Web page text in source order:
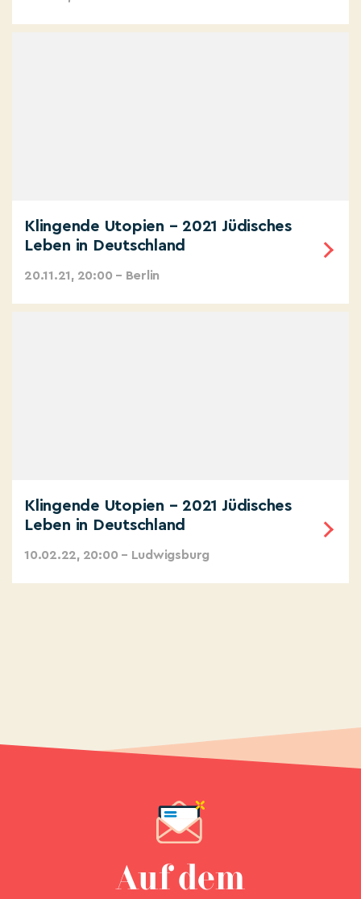
Klingende Utopien – 2021 Jüdisches
Leben in Deutschland
20.11.21, 20:00 – Berlin
Klingende Utopien – 2021 Jüdisches
Leben in Deutschland
10.02.22, 20:00 – Ludwigsburg
Auf dem